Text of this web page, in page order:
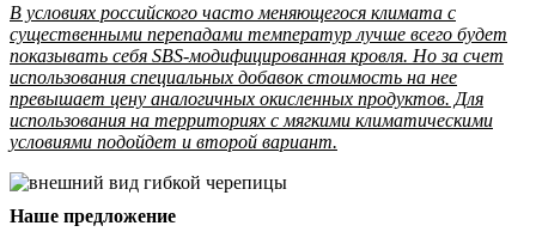
В условиях российского часто меняющегося климата с
существенными перепадами температур лучше всего будет
показывать себя SBS-модифицированная кровля. Но за счет
использования специальных добавок стоимость на нее
превышает цену аналогичных окисленных продуктов. Для
использования на территориях с мягкими климатическими
условиями подойдет и второй вариант.
Наше предложение